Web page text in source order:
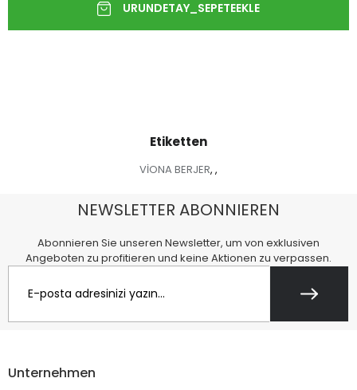
Etiketten
VİONA BERJER, ,
NEWSLETTER ABONNIEREN
Abonnieren Sie unseren Newsletter, um von exklusiven
Angeboten zu profitieren und keine Aktionen zu verpassen.
Unternehmen